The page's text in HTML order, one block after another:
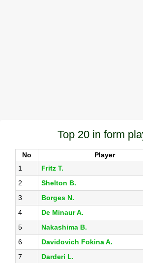
Top 20 in form
No Player
1
Fritz T.
2
Shelton B.
3
Borges N.
4
De Minaur A.
5
Nakashima B.
6
Davidovich Fokina A.
7
Darderi L.